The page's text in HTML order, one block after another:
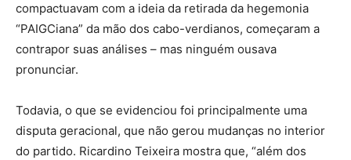
compactuavam com a ideia da retirada da hegemonia
“PAIGCiana” da mão dos cabo-verdianos, começaram a
contrapor suas análises – mas ninguém ousava
pronunciar.
Todavia, o que se evidenciou foi principalmente uma
disputa geracional, que não gerou mudanças no interior
do partido. Ricardino Teixeira mostra que, “além dos